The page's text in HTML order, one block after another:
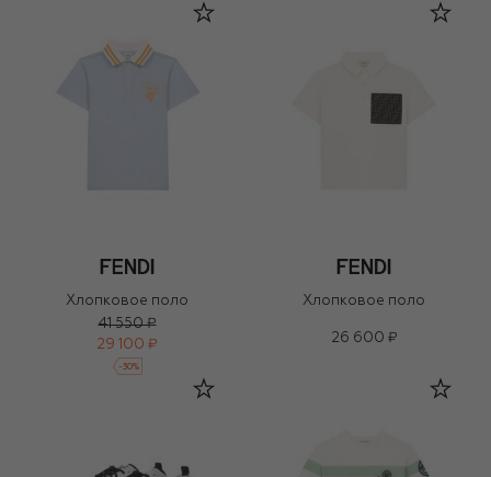
Хлопковое поло
41 550 ₽
29 100 ₽
-30%
Хлопковое поло
26 600 ₽